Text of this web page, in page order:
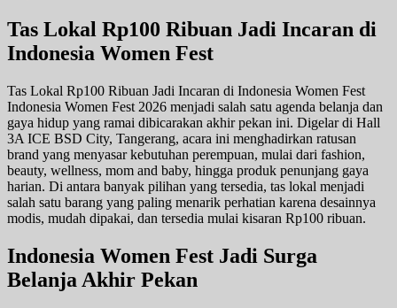
Tas Lokal Rp100 Ribuan Jadi Incaran di
Indonesia Women Fest
Tas Lokal Rp100 Ribuan Jadi Incaran di Indonesia Women Fest
Indonesia Women Fest 2026 menjadi salah satu agenda belanja dan
gaya hidup yang ramai dibicarakan akhir pekan ini. Digelar di Hall
3A ICE BSD City, Tangerang, acara ini menghadirkan ratusan
brand yang menyasar kebutuhan perempuan, mulai dari fashion,
beauty, wellness, mom and baby, hingga produk penunjang gaya
harian. Di antara banyak pilihan yang tersedia, tas lokal menjadi
salah satu barang yang paling menarik perhatian karena desainnya
modis, mudah dipakai, dan tersedia mulai kisaran Rp100 ribuan.
Indonesia Women Fest Jadi Surga
Belanja Akhir Pekan